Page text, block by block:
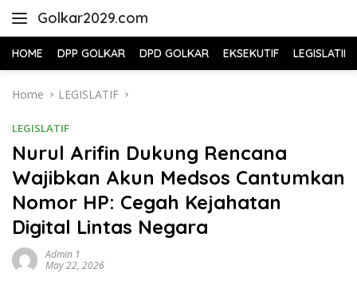
Golkar2029.com
HOME DPP GOLKAR DPD GOLKAR EKSEKUTIF LEGISLATIF
Home LEGISLATIF
LEGISLATIF
Nurul Arifin Dukung Rencana
Wajibkan Akun Medsos Cantumkan
Nomor HP: Cegah Kejahatan
Digital Lintas Negara
Admin 1
May 22, 2026